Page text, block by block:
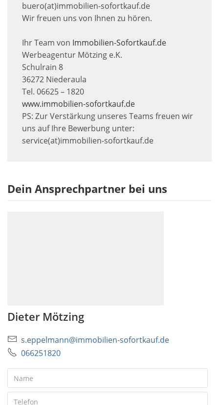
buero(at)immobilien-sofortkauf.de
Wir freuen uns von Ihnen zu hören.
Ihr Team von Immobilien-Sofortkauf.de
Werbeagentur Mötzing e.K.
Schulrain 8
36272 Niederaula
Tel. 06625 – 1820
www.immobilien-sofortkauf.de
PS: Zur Verstärkung unseres Teams freuen wir
uns auf Ihre Bewerbung unter:
service(at)immobilien-sofortkauf.de
Dein Ansprechpartner bei uns
Dieter Mötzing
s.eppelmann@immobilien-sofortkauf.de
066251820